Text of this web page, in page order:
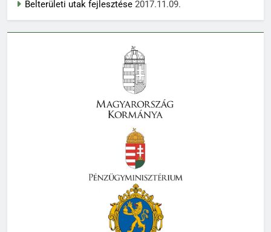
Belterületi utak fejlesztése 2017.11.09.